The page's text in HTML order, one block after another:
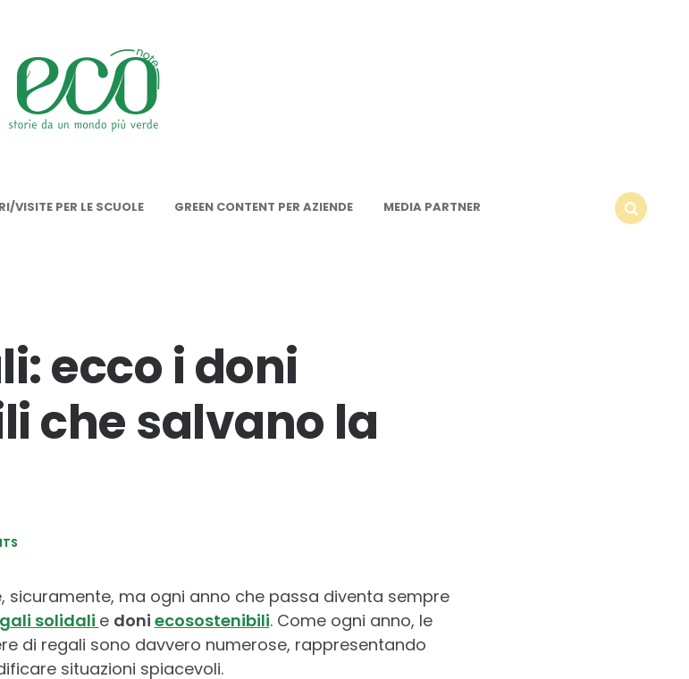
VISITE PER LE SCUOLE GREEN CONTENT PER AZIENDE
MEDIA PARTNER
ecco i doni
che salvano la
sicuramente, ma ogni anno che passa diventa sempre
solidali e doni ecosostenibili. Come ogni anno, le
di regali sono davvero numerose, rappresentando
situazioni spiacevoli.